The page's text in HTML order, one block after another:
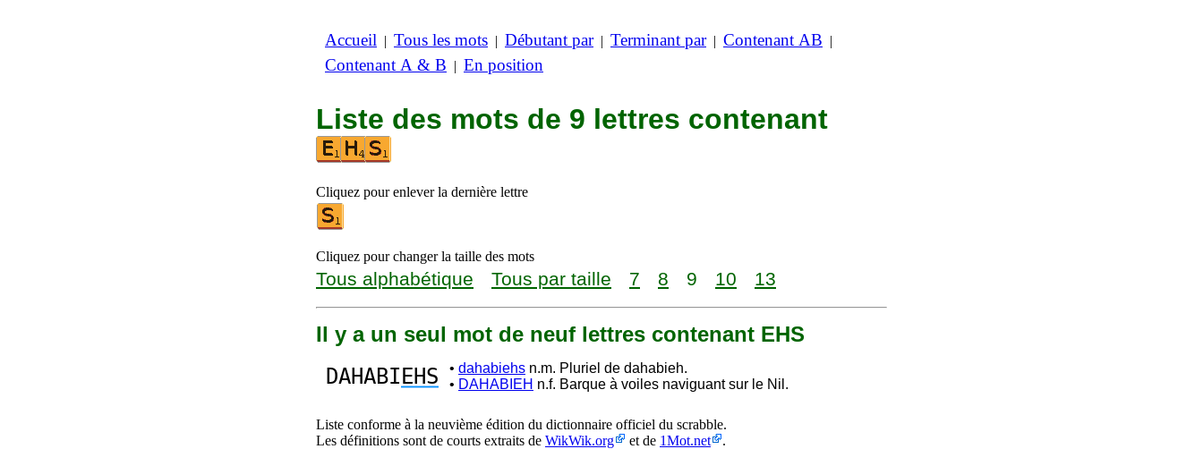
Accueil | Tous les mots | Débutant par| Terminant par| Contenant AB |
Contenant A & B | En position
Liste des mots de 9 lettres contenant
Cliquez pour enlever la dernière lettre
Cliquez pour changer la taille des mots
Tous alphabétique Tous par taille 7 8 9 10 13
Il y a un seul mot de neuf lettres contenant EHS
DAHABI EHS • dahabiehs n.m. Pluriel de dahabieh.
• DAHABIEH n.f. Barque à voiles naviguant sur le Nil.
Liste conforme à la neuvième édition du dictionnaire officiel du scrabble.
Les définitions sont de courts extraits de WikWik.org et de 1Mot.net .